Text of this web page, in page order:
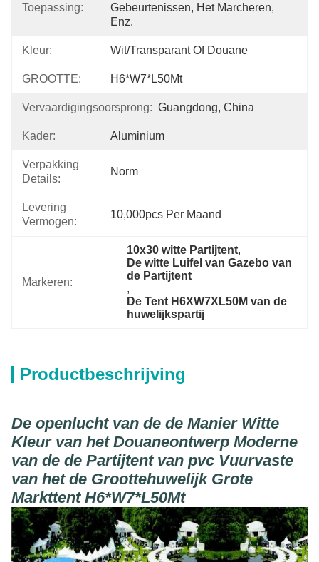
Toepassing:
Gebeurtenissen, Het Marcheren,
Enz.
Kleur: Wit/Transparant Of Douane
GROOTTE: H6*W7*L50Mt
Vervaardigingsoorsprong: Guangdong, China
Kader: Aluminium
Verpakking
Details:
Norm
Levering
Vermogen:
10,000pcs Per Maand
Markeren:
10x30 witte Partijtent,
De witte Luifel van Gazebo van
de Partijtent
,
De Tent H6XW7XL50M van de
huwelijkspartij
Productbeschrijving
De openlucht van de de Manier Witte
Kleur van het Douaneontwerp Moderne
van de de Partijtent van pvc Vuurvaste
van het de Groottehuwelijk Grote
Markttent H6*W7*L50Mt